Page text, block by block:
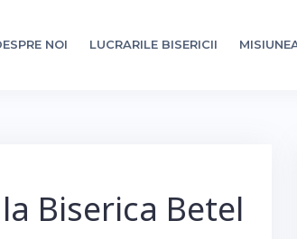
NOI LUCRARILE BISERICII
Biserica Betel